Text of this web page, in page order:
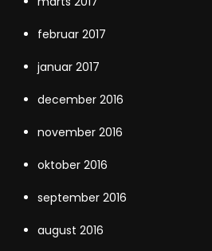
februar 2017
januar 2017
december 2016
november 2016
oktober 2016
september 2016
august 2016